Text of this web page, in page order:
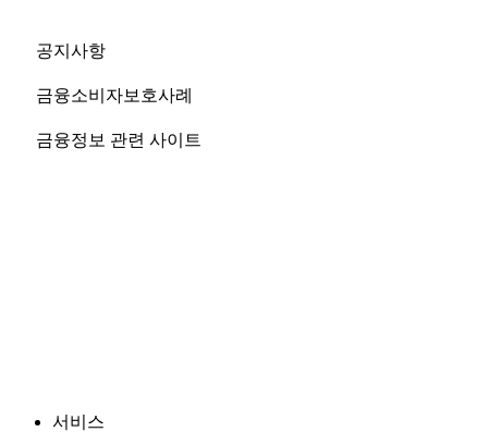
공지사항
금융소비자보호사례
금융정보 관련 사이트
서비스